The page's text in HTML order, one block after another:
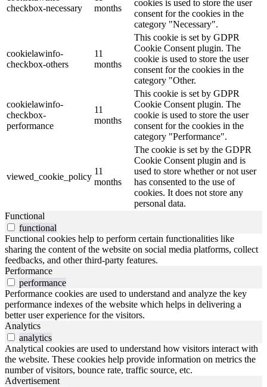
checkbox-necessary
months
cookies is used to store the user
consent for the cookies in the
category "Necessary".
cookielawinfo-
checkbox-others
11
months
This cookie is set by GDPR
Cookie Consent plugin. The
cookie is used to store the user
consent for the cookies in the
category "Other.
cookielawinfo-
checkbox-
performance
11
months
This cookie is set by GDPR
Cookie Consent plugin. The
cookie is used to store the user
consent for the cookies in the
category "Performance".
viewed_cookie_policy
11
months
The cookie is set by the GDPR
Cookie Consent plugin and is
used to store whether or not user
has consented to the use of
cookies. It does not store any
personal data.
Functional
functional
Functional cookies help to perform certain functionalities like
sharing the content of the website on social media platforms, collect
feedbacks, and other third-party features.
Performance
performance
Performance cookies are used to understand and analyze the key
performance indexes of the website which helps in delivering a
better user experience for the visitors.
Analytics
analytics
Analytical cookies are used to understand how visitors interact with
the website. These cookies help provide information on metrics the
number of visitors, bounce rate, traffic source, etc.
Advertisement